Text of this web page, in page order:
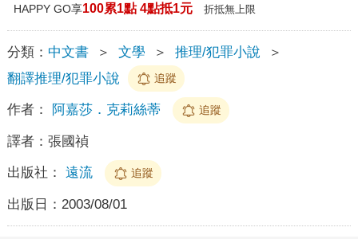
HAPPY GO享100累1點 4點抵1元 折抵無上限
分類： 中文書 ＞ 文學 ＞ 推理/犯罪小說
＞
翻譯推理/犯罪小說
追蹤
作者： 阿嘉莎．克莉絲蒂 追蹤
譯者： 張國禎
出版社： 遠流 追蹤
出版日： 2003/08/01